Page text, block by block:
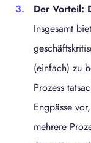
Der Vorteil:
Insgesamt
(einfach) zu
Prozess
Engpässe
mehrere